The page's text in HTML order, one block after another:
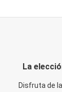
La
Disfruta de